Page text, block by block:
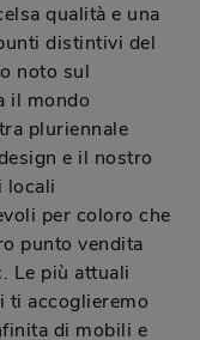
qualità e una
distintivi del
noto sul
il mondo
pluriennale
e il nostro
locali
per coloro che
punto vendita
Le più attuali
ti accoglieremo
di mobili e